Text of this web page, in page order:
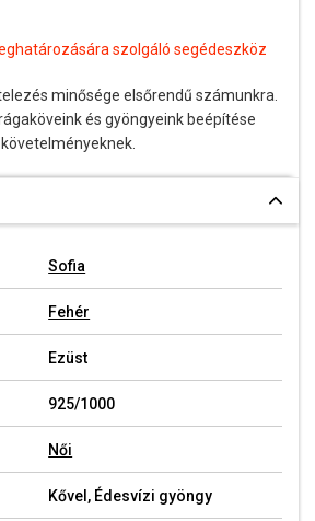
szolgáló segédeszköz
minősége elsőrendű számunkra.
és gyöngyeink beépítése
Sofia
Fehér
Ezüst
925/1000
Női
Kővel, Édesvízi gyöngy